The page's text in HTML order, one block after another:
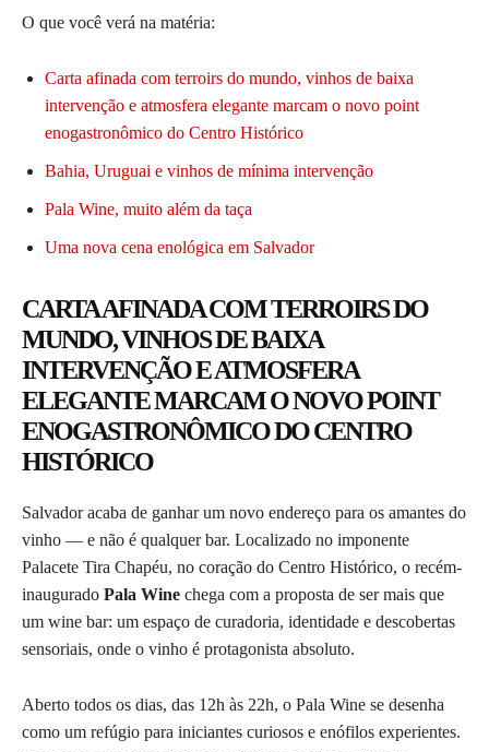
O que você verá na matéria:
Carta afinada com terroirs do mundo, vinhos de baixa
intervenção e atmosfera elegante marcam o novo point
enogastronômico do Centro Histórico
Bahia, Uruguai e vinhos de mínima intervenção
Pala Wine, muito além da taça
Uma nova cena enológica em Salvador
CARTA AFINADA COM TERROIRS DO
MUNDO, VINHOS DE BAIXA
INTERVENÇÃO E ATMOSFERA
ELEGANTE MARCAM O NOVO POINT
ENOGASTRONÔMICO DO CENTRO
HISTÓRICO
Salvador acaba de ganhar um novo endereço para os amantes do
vinho — e não é qualquer bar. Localizado no imponente
Palacete Tira Chapéu, no coração do Centro Histórico, o recém-
inaugurado Pala Wine chega com a proposta de ser mais que
um wine bar: um espaço de curadoria, identidade e descobertas
sensoriais, onde o vinho é protagonista absoluto.
Aberto todos os dias, das 12h às 22h, o Pala Wine se desenha
como um refúgio para iniciantes curiosos e enófilos experientes.